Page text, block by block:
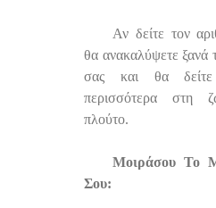
Αν δείτε τον
θα ανακαλύψετε ξανά
σας και θα δείτε
περισσότερα στη
πλούτο.
Μοιράσου Το
Σου: